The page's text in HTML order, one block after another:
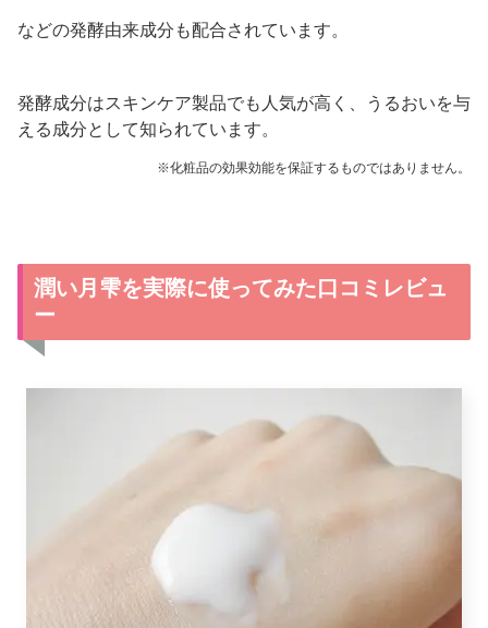
などの発酵由来成分も配合されています。
発酵成分はスキンケア製品でも人気が高く、うるおいを与
える成分として知られています。
※化粧品の効果効能を保証するものではありません。
潤い月雫を実際に使ってみた口コミレビュ
ー